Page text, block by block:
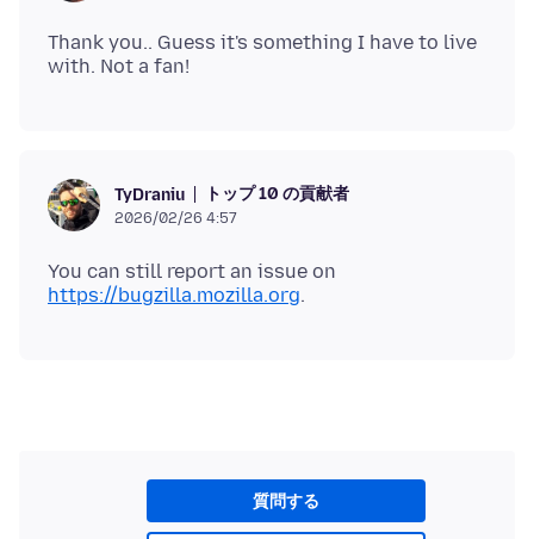
Thank you.. Guess it's something I have to live
TyDraniu トップ 10 の貢献者
2026/02/26 4:57
You can still report an issue on
https://bugzilla.mozilla.org
質問する